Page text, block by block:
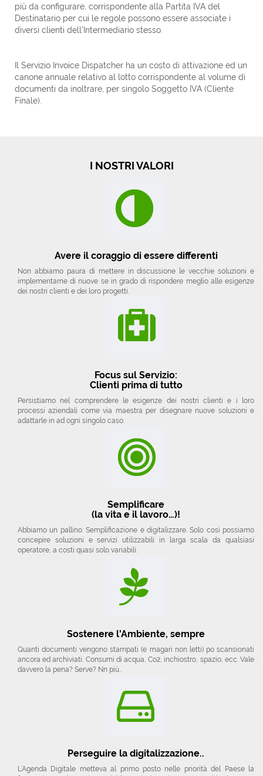
più da configurare, corrispondente alla Partita IVA del
Destinatario per cui le regole possono essere associate i
diversi clienti dell’Intermediario stesso.
Il Servizio Invoice Dispatcher ha un costo di attivazione ed un
canone annuale relativo al lotto corrispondente al volume di
documenti da inoltrare, per singolo Soggetto IVA (Cliente
Finale).
I NOSTRI VALORI
Avere il coraggio di essere differenti
Non abbiamo paura di mettere in discussione le vecchie soluzioni e
implementarne di nuove se in grado di rispondere meglio alle esigenze
dei nostri clienti e dei loro progetti.
Focus sul Servizio:
Clienti prima di tutto
Persistiamo nel comprendere le esigenze dei nostri clienti e i loro
processi aziendali come via maestra per disegnare nuove soluzioni e
adattarle in ad ogni singolo caso.
Semplificare
(la vita e il lavoro…)!
Abbiamo un pallino: Semplificazione e digitalizzare. Solo così possiamo
concepire soluzioni e servizi utilizzabili in larga scala da qualsiasi
operatore, a costi quasi solo variabili.
Sostenere l'Ambiente, sempre
Quanti documenti vengono stampati (e magari non letti) po scansionati
ancora ed archiviati. Consumi di acqua, Co2, inchiostro, spazio, ecc. Vale
davvero la pena? Serve? Nn più..
Perseguire la digitalizzazione..
L’Agenda Digitale metteva al primo posto nelle priorità del Paese la